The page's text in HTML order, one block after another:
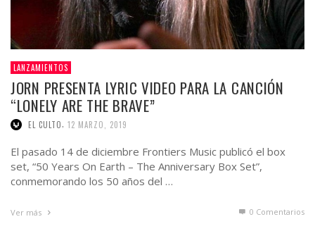
LANZAMIENTOS
JORN PRESENTA LYRIC VIDEO PARA LA CANCIÓN
“LONELY ARE THE BRAVE”
EL CULTO, 12 MARZO, 2019
El pasado 14 de diciembre Frontiers Music publicó el box
set, “50 Years On Earth – The Anniversary Box Set”,
conmemorando los 50 años del …
Ver más 0 Comentarios